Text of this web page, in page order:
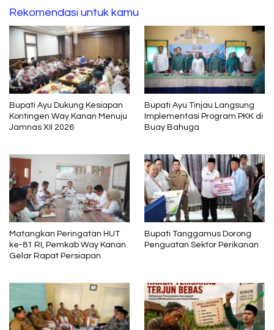
Rekomendasi untuk kamu
Bupati Ayu Dukung Kesiapan
Kontingen Way Kanan Menuju
Jamnas XII 2026
Bupati Ayu Tinjau Langsung
Implementasi Program PKK di
Buay Bahuga
Matangkan Peringatan HUT
ke-81 RI, Pemkab Way Kanan
Gelar Rapat Persiapan
Bupati Tanggamus Dorong
Penguatan Sektor Perikanan